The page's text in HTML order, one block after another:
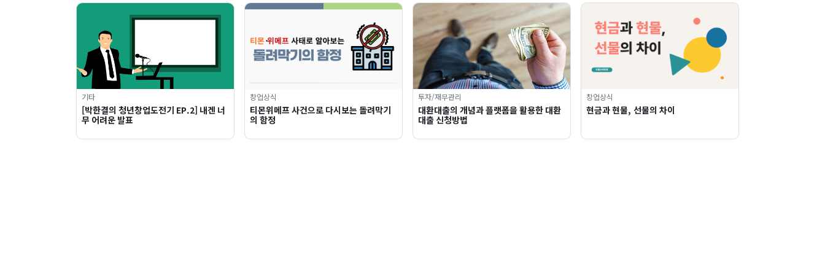
기타
[박한결의 청년창업도전기 EP.2] 내겐 너
무 어려운 발표
창업상식
티몬위메프 사건으로 다시보는 돌려막기
의 함정
투자/재무관리
대환대출의 개념과 플랫폼을 활용한 대환
대출 신청방법
창업상식
현금과 현물, 선물의 차이